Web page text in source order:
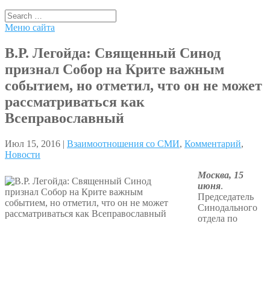
Меню сайта
В.Р. Легойда: Священный Синод
признал Собор на Крите важным
событием, но отметил, что он не может
рассматриваться как
Всеправославный
Июл 15, 2016 | Взаимоотношения со СМИ, Комментарий,
Новости
Москва, 15
июня.
Председатель
Синодального
отдела по